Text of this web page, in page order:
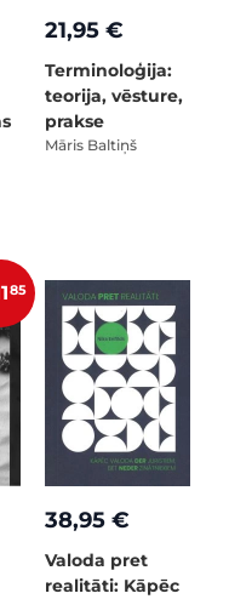
21,95 €
Terminoloģija:
teorija, vēsture,
prakse
Māris Baltiņš
85
38,95 €
Valoda pret
realitāti: Kāpēc